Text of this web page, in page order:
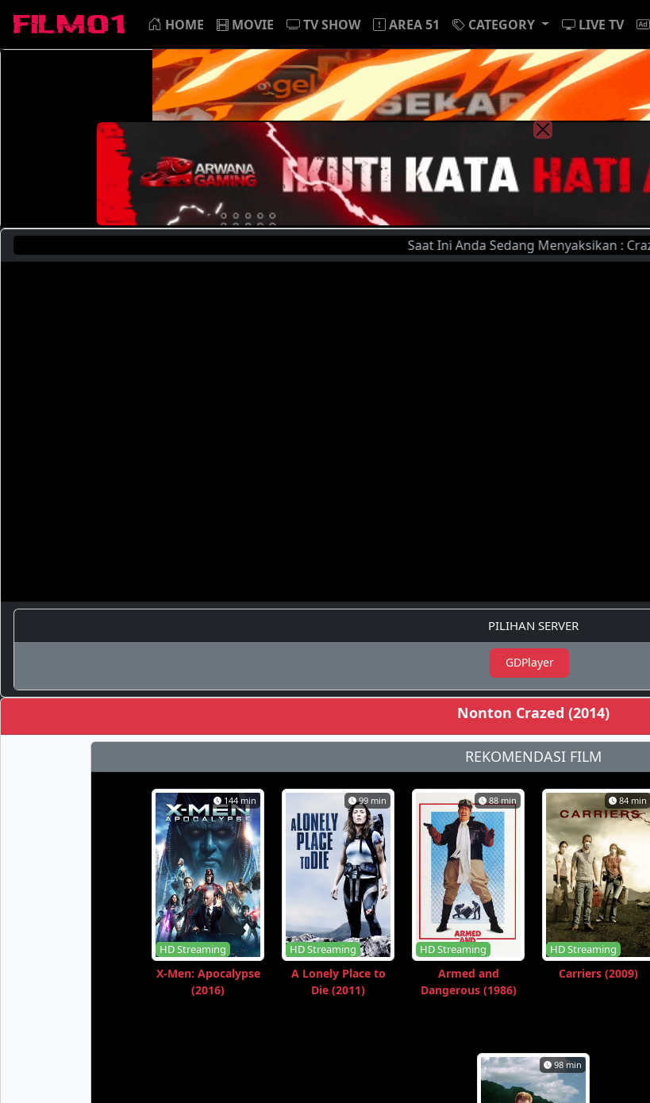
HOME MOVIE TV SHOW AREA 51 CATEGORY LIVE TV
Saat Ini Anda Sedang Menyaksikan : Crazed
PILIHAN SERVER
GDPlayer
Nonton Crazed (2014)
REKOMENDASI FILM
144 min
HD Streaming
X-Men: Apocalypse
(2016)
99 min
HD Streaming
A Lonely Place to
Die (2011)
88 min
HD Streaming
Armed and
Dangerous (1986)
84 min
HD Streaming
Carriers (2009)
98 min